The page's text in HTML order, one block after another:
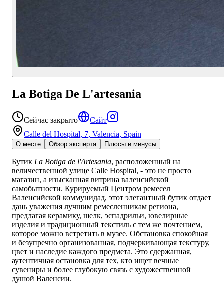
La Botiga De L'artesania
Сейчас закрыто
Сайт
Calle del Hospital, 7, Valencia, Spain
О месте Обзор эксперта Плюсы и минусы
Бутик La Botiga de l'Artesania, расположенный на
величественной улице Calle Hospital, - это не просто
магазин, а изысканная витрина валенсийской
самобытности. Курируемый Центром ремесел
Валенсийской коммунидад, этот элегантный бутик отдает
дань уважения лучшим ремесленникам региона,
предлагая керамику, шелк, эспадрильи, ювелирные
изделия и традиционный текстиль с тем же почтением,
которое можно встретить в музее. Обстановка спокойная
и безупречно организованная, подчеркивающая текстуру,
цвет и наследие каждого предмета. Это сдержанная,
аутентичная остановка для тех, кто ищет вечные
сувениры и более глубокую связь с художественной
душой Валенсии.